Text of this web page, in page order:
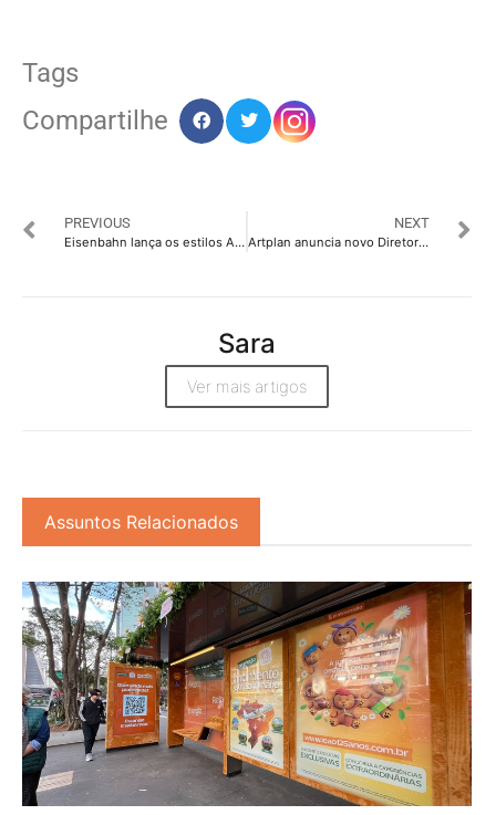
Tags
Compartilhe
PREVIOUS
Eisenbahn lança os estilos American IPA e Pale Ale nas versões em lata
NEXT
Artplan anuncia novo Diretor de Grupo de Contas para atuação em São Paulo
Sara
Ver mais artigos
Assuntos Relacionados